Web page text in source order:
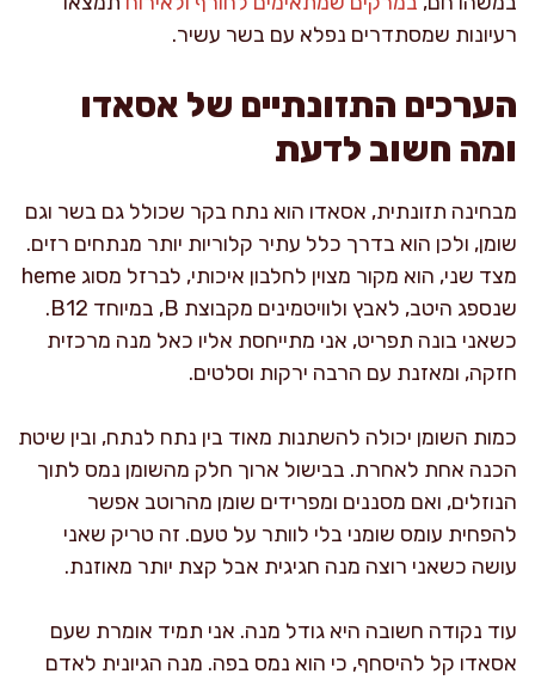
רעיונות שמסתדרים נפלא עם בשר עשיר.
הערכים התזונתיים של אסאדו
ומה חשוב לדעת
מבחינה תזונתית, אסאדו הוא נתח בקר שכולל גם בשר וגם
שומן, ולכן הוא בדרך כלל עתיר קלוריות יותר מנתחים רזים.
מצד שני, הוא מקור מצוין לחלבון איכותי, לברזל מסוג heme
שנספג היטב, לאבץ ולוויטמינים מקבוצת B, במיוחד B12.
כשאני בונה תפריט, אני מתייחסת אליו כאל מנה מרכזית
חזקה, ומאזנת עם הרבה ירקות וסלטים.
כמות השומן יכולה להשתנות מאוד בין נתח לנתח, ובין שיטת
הכנה אחת לאחרת. בבישול ארוך חלק מהשומן נמס לתוך
הנוזלים, ואם מסננים ומפרידים שומן מהרוטב אפשר
להפחית עומס שומני בלי לוותר על טעם. זה טריק שאני
עושה כשאני רוצה מנה חגיגית אבל קצת יותר מאוזנת.
עוד נקודה חשובה היא גודל מנה. אני תמיד אומרת שעם
אסאדו קל להיסחף, כי הוא נמס בפה. מנה הגיונית לאדם